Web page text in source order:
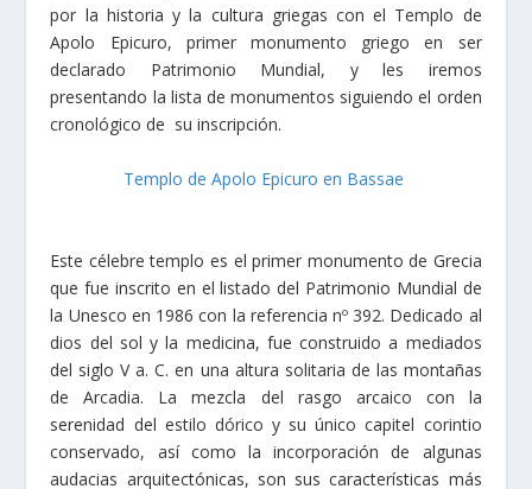
por la historia y la cultura griegas con el Templo de
Apolo Epicuro, primer monumento griego en ser
declarado Patrimonio Mundial, y les iremos
presentando la lista de monumentos siguiendo el orden
cronológico de su inscripción.
Templo de Apolo Epicuro en Bassae
Este célebre templo es el primer monumento de Grecia
que fue inscrito en el listado del Patrimonio Mundial de
la Unesco en 1986 con la referencia nº 392. Dedicado al
dios del sol y la medicina, fue construido a mediados
del siglo V a. C. en una altura solitaria de las montañas
de Arcadia. La mezcla del rasgo arcaico con la
serenidad del estilo dórico y su único capitel corintio
conservado, así como la incorporación de algunas
audacias arquitectónicas, son sus características más